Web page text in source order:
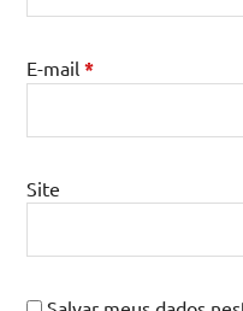
E-mail*
Site